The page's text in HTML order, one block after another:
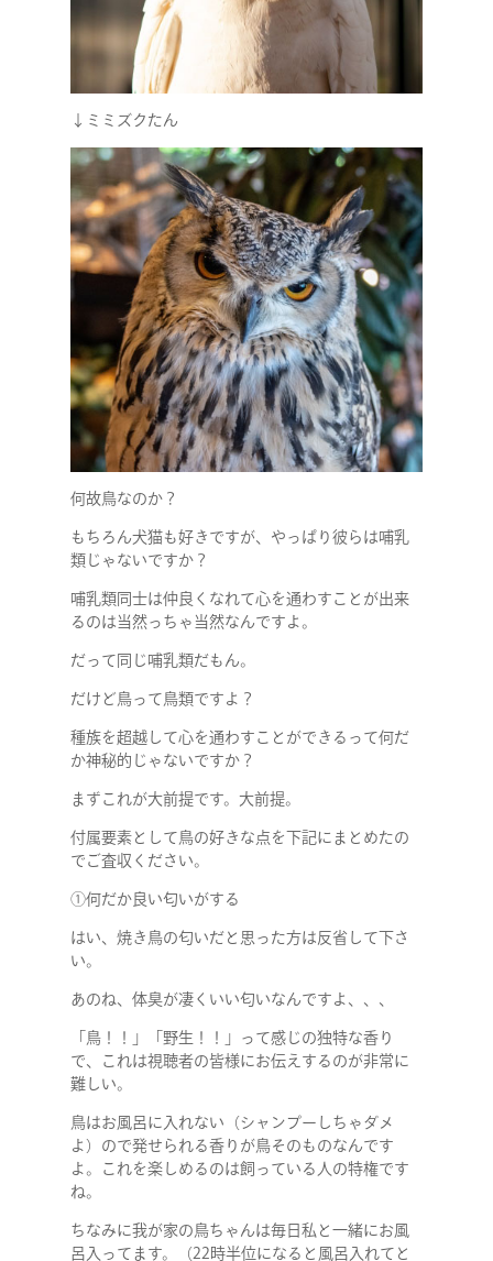
↓ミミズクたん
何故鳥なのか？
もちろん犬猫も好きですが、やっぱり彼らは哺乳
類じゃないですか？
哺乳類同士は仲良くなれて心を通わすことが出来
るのは当然っちゃ当然なんですよ。
だって同じ哺乳類だもん。
だけど鳥って鳥類ですよ？
種族を超越して心を通わすことができるって何だ
か神秘的じゃないですか？
まずこれが大前提です。大前提。
付属要素として鳥の好きな点を下記にまとめたの
でご査収ください。
①何だか良い匂いがする
はい、焼き鳥の匂いだと思った方は反省して下さ
い。
あのね、体臭が凄くいい匂いなんですよ、、、
「鳥！！」「野生！！」って感じの独特な香り
で、これは視聴者の皆様にお伝えするのが非常に
難しい。
鳥はお風呂に入れない（シャンプーしちゃダメ
よ）ので発せられる香りが鳥そのものなんです
よ。これを楽しめるのは飼っている人の特権です
ね。
ちなみに我が家の鳥ちゃんは毎日私と一緒にお風
呂入ってます。（22時半位になると風呂入れてと